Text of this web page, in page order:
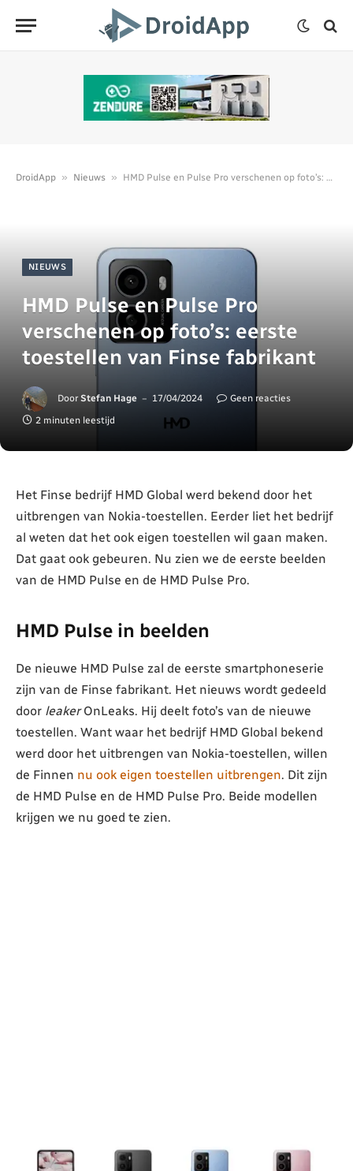
DroidApp » Nieuws » HMD Pulse en Pulse Pro verschenen op foto’s: eerste toestellen van Finse fabrikant
NIEUWS
HMD Pulse en Pulse Pro
verschenen op foto’s: eerste
toestellen van Finse fabrikant
Door Stefan Hage 17/04/2024
Geen reacties
2 minuten leestijd
Het Finse bedrijf HMD Global werd bekend door het
uitbrengen van Nokia-toestellen. Eerder liet het bedrijf
al weten dat het ook eigen toestellen wil gaan maken.
Dat gaat ook gebeuren. Nu zien we de eerste beelden
van de HMD Pulse en de HMD Pulse Pro.
HMD Pulse in beelden
De nieuwe HMD Pulse zal de eerste smartphoneserie
zijn van de Finse fabrikant. Het nieuws wordt gedeeld
door leakerOnLeaks. Hij deelt foto’s van de nieuwe
toestellen. Want waar het bedrijf HMD Global bekend
werd door het uitbrengen van Nokia-toestellen, willen
de Finnen nu ook eigen toestellen uitbrengen. Dit zijn
de HMD Pulse en de HMD Pulse Pro. Beide modellen
krijgen we nu goed te zien.